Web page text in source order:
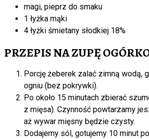
magi, pieprz do smaku
1 łyżka mąki
4 łyżki śmietany słodkiej 18%
PRZEPIS NA ZUPĘ
Porcję żeberek zalać zimną wodą,
ogniu (bez pokrywki).
Po około 15 minutach zbierać
z mięsa). Czynność powtarzamy
aż wywar mięsny będzie czysty.
Dodajemy sól, gotujemy 10 minut